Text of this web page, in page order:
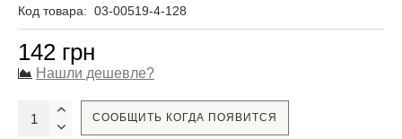
Код товара: 03-00519-4-128
142 грн
Нашли дешевле?
СООБЩИТЬ КОГДА ПОЯВИТСЯ